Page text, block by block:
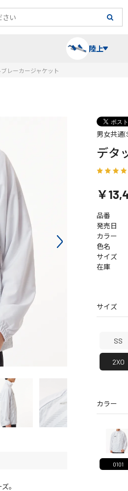
レーシングシャツ・タイツ
陸上
消耗品・スペアパーツ
レーカージャケット
。
男女共通
デタ
￥
品番
発売日
サイズ
カラー
在庫
色名
サイズ
SS
2XO
カラー
0101